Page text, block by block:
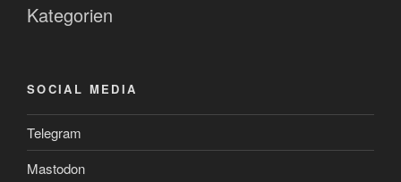
Kategorien
SOCIAL MEDIA
Telegram
Mastodon